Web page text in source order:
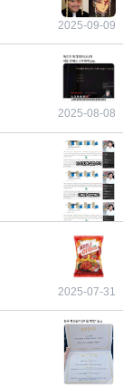
2025-09-09
2025-08-08
2025-07-31